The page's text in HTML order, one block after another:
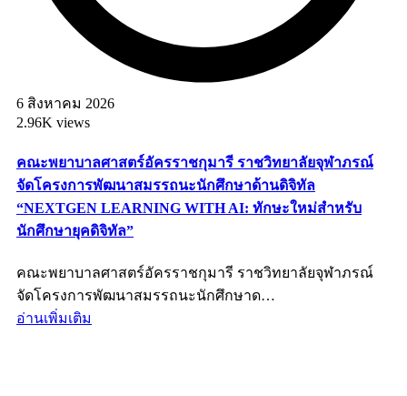
6 สิงหาคม 2026
2.96K views
คณะพยาบาลศาสตร์อัครราชกุมารี ราชวิทยาลัยจุฬาภรณ์
จัดโครงการพัฒนาสมรรถนะนักศึกษาด้านดิจิทัล
“NEXTGEN LEARNING WITH AI: ทักษะใหม่สำหรับ
นักศึกษายุคดิจิทัล”
คณะพยาบาลศาสตร์อัครราชกุมารี ราชวิทยาลัยจุฬาภรณ์
จัดโครงการพัฒนาสมรรถนะนักศึกษาด…
อ่านเพิ่มเติม